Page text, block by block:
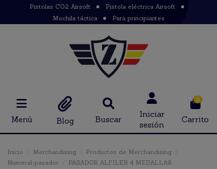
Pistolas CO2 Airsoft
Pistola eléctrica Airsoft
Mochila táctica
Para principiantes
Menú Blog Buscar
Iniciar
sesión
0
Carrito
Inicio Merchandising
Productos de Merchandising
Numeral-pasador
PASADOR ALFILER 4 MEDALLAS